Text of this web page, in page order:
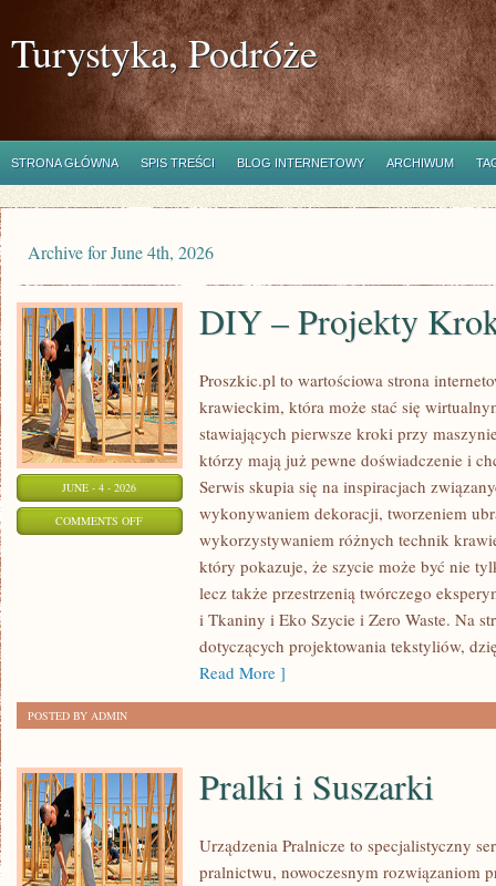
Turystyka, Podróże
STRONA GŁÓWNA SPIS TREŚCI BLOG INTERNETOWY ARCHIWUM
Archive for June 4th, 2026
JUNE - 4 - 2026
COMMENTS OFFON
DIY – Projekty
Proszkic.pl to wartościowa strona
krawieckim, która może stać się
stawiających pierwsze kroki przy
którzy mają już pewne doświadczenie i
Serwis skupia się na inspiracjach
wykonywaniem dekoracji, tworzeniem
wykorzystywaniem różnych technik
który pokazuje, że szycie może być nie
lecz także przestrzenią twórczego
i Tkaniny i Eko Szycie i Zero Waste. Na
dotyczących projektowania tekstyliów,
Read More ]
POSTED BY ADMIN
Pralki i Suszarki
Urządzenia Pralnicze to specjalistyczny
pralnictwu, nowoczesnym rozwiązaniom